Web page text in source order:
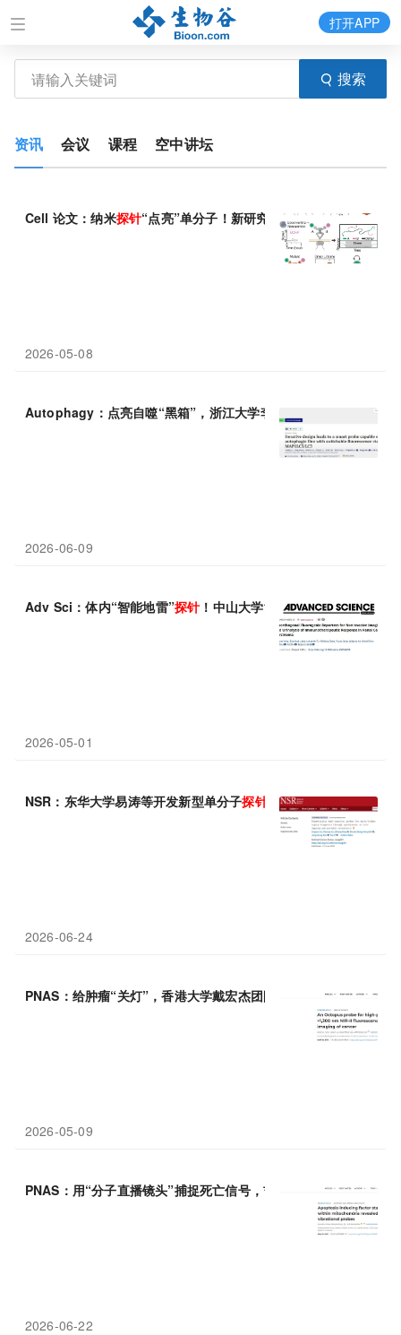
搜索
打开APP
资讯 会议 课程 空中讲坛
Cell 论文：纳米探针“点亮”单分子！新研究开发超稳定成像技术
2026-05-08
Autophagy：点亮自噬“黑箱”，浙江大学李新等团队开发无需转
2026-06-09
Adv Sci：体内“智能地雷”探针！中山大学黄佳国等团队通过尿液
2026-05-01
NSR：东华大学易涛等开发新型单分子探针 ，实现早期肾损伤的
2026-06-24
PNAS：给肿瘤“关灯”，香港大学戴宏杰团队设计“章鱼”探针，让
2026-05-09
PNAS：用“分子直播镜头”捕捉死亡信号，吉林大学韩晓霞团队开
2026-06-22